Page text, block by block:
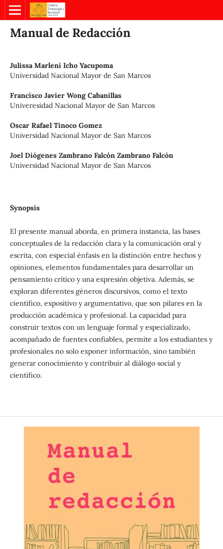
Manual de Redacción
Julissa Marleni Icho Yacupoma
Universidad Nacional Mayor de San Marcos
Francisco Javier Wong Cabanillas
Univeresidad Nacional Mayor de San Marcos
Oscar Rafael Tinoco Gomez
Universidad Nacional Mayor de San Marcos
Joel Diógenes Zambrano Falcón Zambrano Falcón
Universidad Nacional Mayor de San Marcos
Synopsis
El presente manual aborda, en primera instancia, las bases
conceptuales de la redacción clara y la comunicación oral y
escrita, con especial énfasis en la distinción entre hechos y
opiniones, elementos fundamentales para desarrollar un
pensamiento crítico y una expresión objetiva. Además, se
exploran diferentes géneros discursivos, como el texto
científico, expositivo y argumentativo, que son pilares en la
producción académica y profesional. La capacidad para
construir textos con un lenguaje formal y especializado,
acompañado de fuentes confiables, permite a los estudiantes y
profesionales no solo exponer información, sino también
generar conocimiento y contribuir al diálogo social y
científico.